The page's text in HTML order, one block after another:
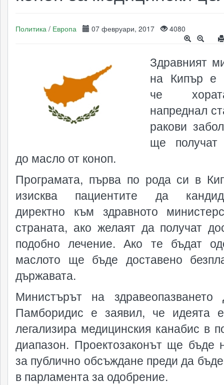
Политика / Европа 07 февруари, 2017 4080
Здравният
на Кипър е
че
напреднал
ракови
ще получат
до масло от коноп.
Програмата, първа по рода си в
изисква пациентите да
директно към здравното
страната, ако желаят да получат
подобно лечение. Ако те бъдат
маслото ще бъде доставено
държавата.
Министърът на здравеопазването
Памборидис е заявил, че идеята
легализира медицинския канабис в
диапазон. Проектозаконът ще бъде
за публично обсъждане преди да
в парламента за одобрение.